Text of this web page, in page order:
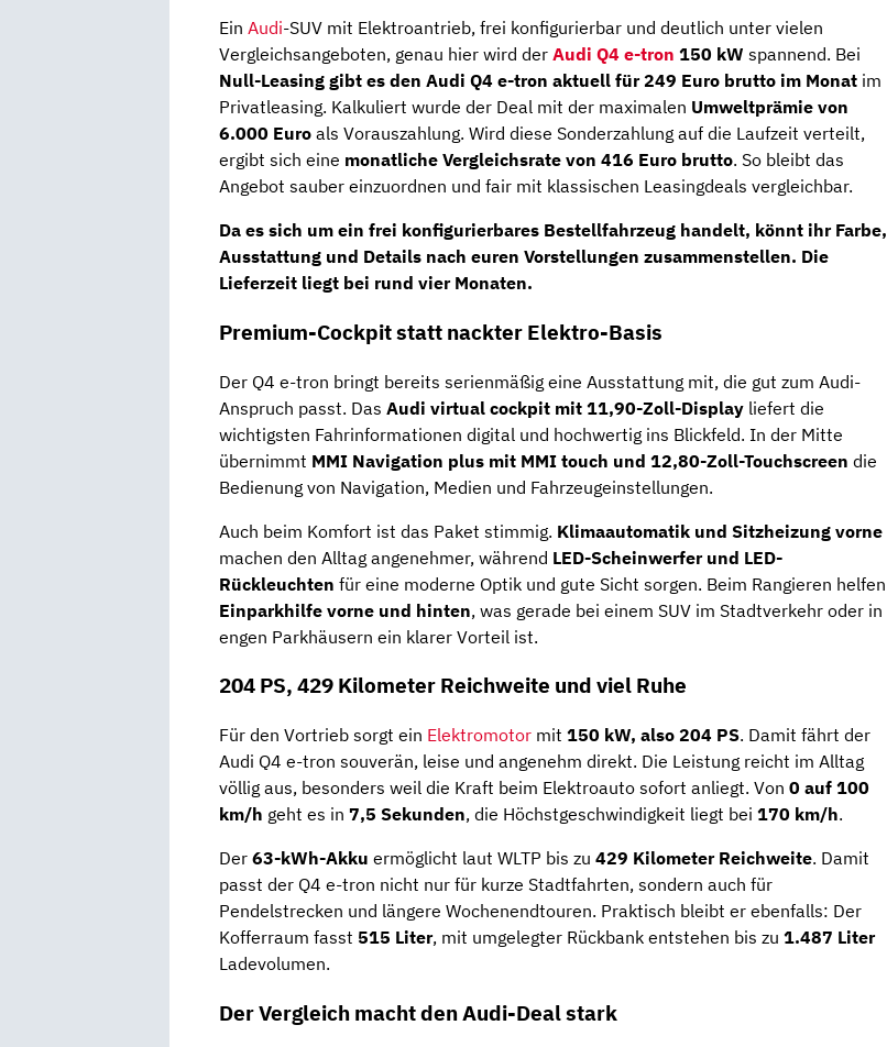
Ein Audi-SUV mit Elektroantrieb, frei konfigurierbar und deutlich unter vielen
Vergleichsangeboten, genau hier wird der Audi Q4 e-tron 150 kW spannend. Bei
Null-Leasing gibt es den Audi Q4 e-tron aktuell für 249 Euro brutto im Monat im
Privatleasing. Kalkuliert wurde der Deal mit der maximalen Umweltprämie von
6.000 Euro als Vorauszahlung. Wird diese Sonderzahlung auf die Laufzeit verteilt,
ergibt sich eine monatliche Vergleichsrate von 416 Euro brutto. So bleibt das
Angebot sauber einzuordnen und fair mit klassischen Leasingdeals vergleichbar.
Da es sich um ein frei konfigurierbares Bestellfahrzeug handelt, könnt ihr Farbe,
Ausstattung und Details nach euren Vorstellungen zusammenstellen. Die
Lieferzeit liegt bei rund vier Monaten.
Premium-Cockpit statt nackter Elektro-Basis
Der Q4 e-tron bringt bereits serienmäßig eine Ausstattung mit, die gut zum Audi-
Anspruch passt. Das Audi virtual cockpit mit 11,90-Zoll-Display liefert die
wichtigsten Fahrinformationen digital und hochwertig ins Blickfeld. In der Mitte
übernimmt MMI Navigation plus mit MMI touch und 12,80-Zoll-Touchscreen die
Bedienung von Navigation, Medien und Fahrzeugeinstellungen.
Auch beim Komfort ist das Paket stimmig. Klimaautomatik und Sitzheizung vorne
machen den Alltag angenehmer, während LED-Scheinwerfer und LED-
Rückleuchten für eine moderne Optik und gute Sicht sorgen. Beim Rangieren helfen
Einparkhilfe vorne und hinten, was gerade bei einem SUV im Stadtverkehr oder in
engen Parkhäusern ein klarer Vorteil ist.
204 PS, 429 Kilometer Reichweite und viel Ruhe
Für den Vortrieb sorgt ein Elektromotor mit 150 kW, also 204 PS. Damit fährt der
Audi Q4 e-tron souverän, leise und angenehm direkt. Die Leistung reicht im Alltag
völlig aus, besonders weil die Kraft beim Elektroauto sofort anliegt. Von 0 auf 100
km/h geht es in 7,5 Sekunden, die Höchstgeschwindigkeit liegt bei 170 km/h.
Der 63-kWh-Akku ermöglicht laut WLTP bis zu 429 Kilometer Reichweite. Damit
passt der Q4 e-tron nicht nur für kurze Stadtfahrten, sondern auch für
Pendelstrecken und längere Wochenendtouren. Praktisch bleibt er ebenfalls: Der
Kofferraum fasst 515 Liter, mit umgelegter Rückbank entstehen bis zu 1.487 Liter
Ladevolumen.
Der Vergleich macht den Audi-Deal stark